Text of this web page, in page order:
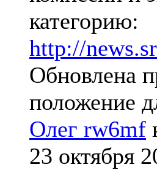
категорию:
http://
Обновлена
положение
Олег rw6mf
23 октября